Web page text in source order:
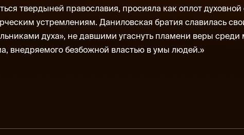
твердыней православия, просияла как оплот
устремлениям. Даниловская братия славилась
духа», не давшими угаснуть пламени веры
внедряемого безбожной властью в умы людей.»